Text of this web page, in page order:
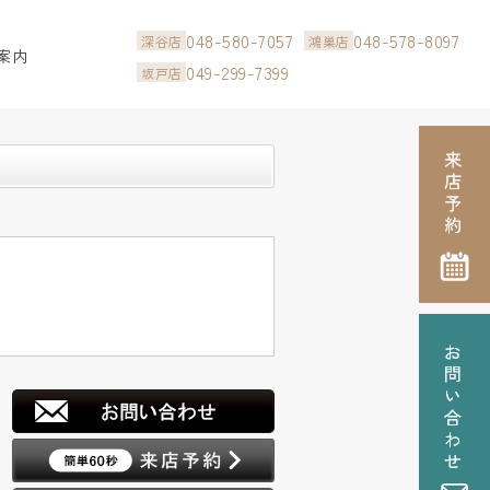
内
深谷店 048-580-7057 鴻巣店 048-578-8097
坂戸店 049-299-7399